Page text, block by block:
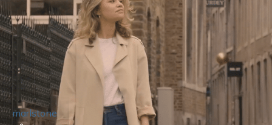
marlstone